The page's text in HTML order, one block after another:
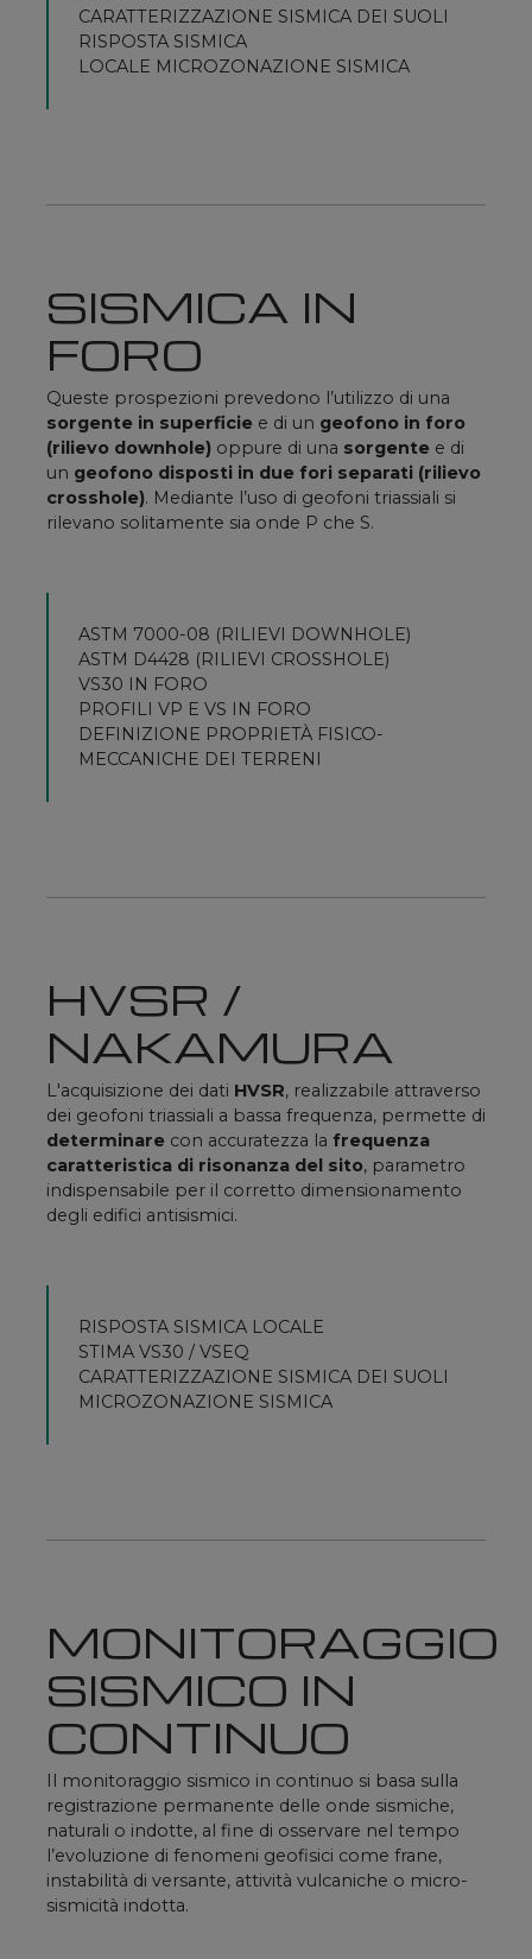
CARATTERIZZAZIONE SISMICA DEI SUOLI
RISPOSTA SISMICA
LOCALE MICROZONAZIONE SISMICA
SISMICA IN
FORO
Queste prospezioni prevedono l’utilizzo di una
sorgente in superficie e di un geofono in foro
(rilievo downhole) oppure di una sorgente e di
un geofono disposti in due fori separati (rilievo
crosshole). Mediante l’uso di geofoni triassiali si
rilevano solitamente sia onde P che S.
ASTM 7000-08 (RILIEVI DOWNHOLE)
ASTM D4428 (RILIEVI CROSSHOLE)
VS30 IN FORO
PROFILI VP E VS IN FORO
DEFINIZIONE PROPRIETÀ FISICO-
MECCANICHE DEI TERRENI
HVSR /
NAKAMURA
L'acquisizione dei dati HVSR, realizzabile attraverso
dei geofoni triassiali a bassa frequenza, permette di
determinare con accuratezza la frequenza
caratteristica di risonanza del sito, parametro
indispensabile per il corretto dimensionamento
degli edifici antisismici.
RISPOSTA SISMICA LOCALE
STIMA VS30 / VSEQ
CARATTERIZZAZIONE SISMICA DEI SUOLI
MICROZONAZIONE SISMICA
MONITORAGGIO
SISMICO IN
CONTINUO
Il monitoraggio sismico in continuo si basa sulla
registrazione permanente delle onde sismiche,
naturali o indotte, al fine di osservare nel tempo
l’evoluzione di fenomeni geofisici come frane,
instabilità di versante, attività vulcaniche o micro-
sismicità indotta.